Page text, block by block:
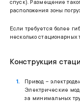
спуск). Размещение
расположения зоны
Если требуется более
несколько
Конструкция
Привод –
Электрические
за минимальных